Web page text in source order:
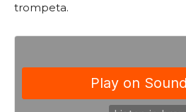
trompeta.